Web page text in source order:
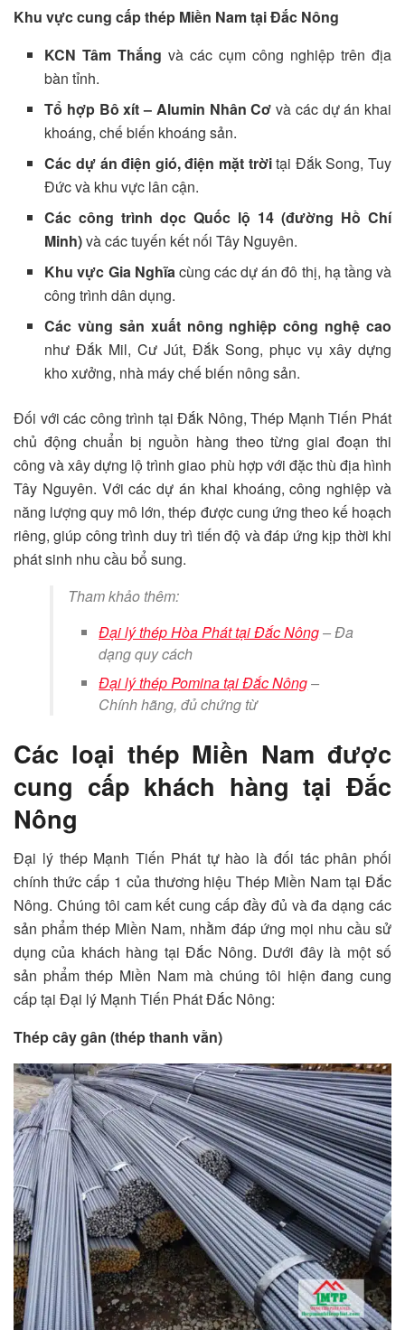
Khu vực cung cấp thép Miền Nam tại Đắc Nông
KCN Tâm Thắng và các cụm công nghiệp trên địa
bàn tỉnh.
Tổ hợp Bô xít – Alumin Nhân Cơ và các dự án khai
khoáng, chế biến khoáng sản.
Các dự án điện gió, điện mặt trờitại Đắk Song, Tuy
Đức và khu vực lân cận.
Các công trình dọc Quốc lộ 14 (đường Hồ Chí
Minh)và các tuyến kết nối Tây Nguyên.
Khu vực Gia Nghĩa cùng các dự án đô thị, hạ tầng và
công trình dân dụng.
Các vùng sản xuất nông nghiệp công nghệ cao
như Đắk Mil, Cư Jút, Đắk Song, phục vụ xây dựng
kho xưởng, nhà máy chế biến nông sản.
Đối với các công trình tại Đắk Nông, Thép Mạnh Tiến Phát
chủ động chuẩn bị nguồn hàng theo từng giai đoạn thi
công và xây dựng lộ trình giao phù hợp với đặc thù địa hình
Tây Nguyên. Với các dự án khai khoáng, công nghiệp và
năng lượng quy mô lớn, thép được cung ứng theo kế hoạch
riêng, giúp công trình duy trì tiến độ và đáp ứng kịp thời khi
phát sinh nhu cầu bổ sung.
Tham khảo thêm:
Đại lý thép Hòa Phát tại Đắc Nông– Đa
dạng quy cách
Đại lý thép Pomina tại Đắc Nông–
Chính hãng, đủ chứng từ
Các loại thép Miền Nam được
cung cấp khách hàng tại Đắc
Nông
Đại lý thép Mạnh Tiến Phát tự hào là đối tác phân phối
chính thức cấp 1 của thương hiệu Thép Miền Nam tại Đắc
Nông. Chúng tôi cam kết cung cấp đầy đủ và đa dạng các
sản phẩm thép Miền Nam, nhằm đáp ứng mọi nhu cầu sử
dụng của khách hàng tại Đắc Nông. Dưới đây là một số
sản phẩm thép Miền Nam mà chúng tôi hiện đang cung
cấp tại Đại lý Mạnh Tiến Phát Đắc Nông:
Thép cây gân (thép thanh vằn)